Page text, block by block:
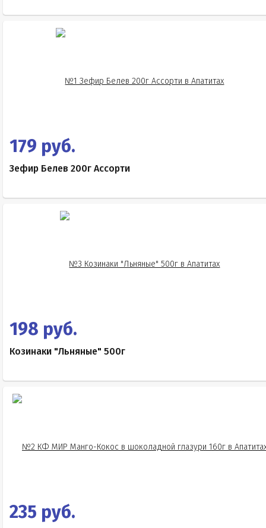
179 руб.
Зефир Белев 200г Ассорти
198 руб.
Козинаки "Льняные" 500г
235 руб.